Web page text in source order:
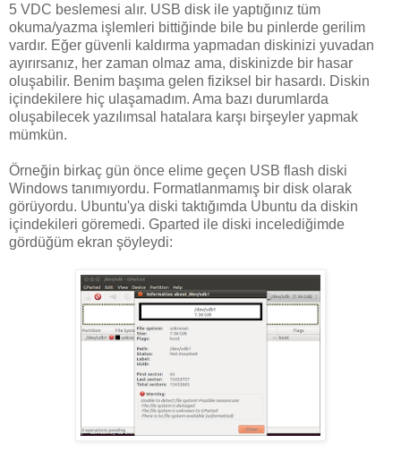
5 VDC beslemesi alır. USB disk ile yaptığınız tüm
okuma/yazma işlemleri bittiğinde bile bu pinlerde gerilim
vardır. Eğer güvenli kaldırma yapmadan diskinizi yuvadan
ayırırsanız, her zaman olmaz ama, diskinizde bir hasar
oluşabilir. Benim başıma gelen fiziksel bir hasardı. Diskin
içindekilere hiç ulaşamadım. Ama bazı durumlarda
oluşabilecek yazılımsal hatalara karşı birşeyler yapmak
mümkün.
Örneğin birkaç gün önce elime geçen USB flash diski
Windows tanımıyordu. Formatlanmamış bir disk olarak
görüyordu. Ubuntu'ya diski taktığımda Ubuntu da diskin
içindekileri göremedi. Gparted ile diski incelediğimde
gördüğüm ekran şöyleydi: